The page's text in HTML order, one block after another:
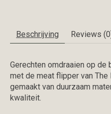
Beschrijving Reviews
Gerechten omdraaien op de
met de meat flipper van
gemaakt van duurzaam
kwaliteit.